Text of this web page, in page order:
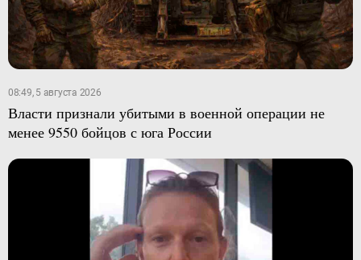
08:49, 5 августа 2026
Власти признали убитыми в военной операции не
менее 9550 бойцов с юга России